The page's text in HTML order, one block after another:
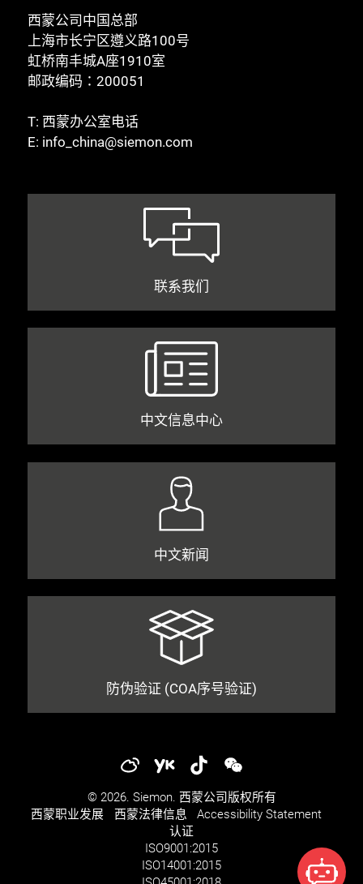
西蒙公司中国总部
上海市长宁区遵义路100号
虹桥南丰城A座1910室
邮政编码：200051
T: 西蒙办公室电话
E: info_china@siemon.com
联系我们
中文信息中心
中文新闻
防伪验证 (COA序号验证)
© 2026. Siemon. 西蒙公司版权所有
西蒙职业发展​​
西蒙法律信息​
Accessibility Statement
认证
ISO9001:2015
ISO14001:2015